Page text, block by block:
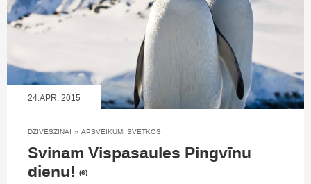
24.APR, 2015
DZĪVESZIŅAI » APSVEIKUMI SVĒTKOS
Svinam Vispasaules Pingvīnu
dienu! (6)